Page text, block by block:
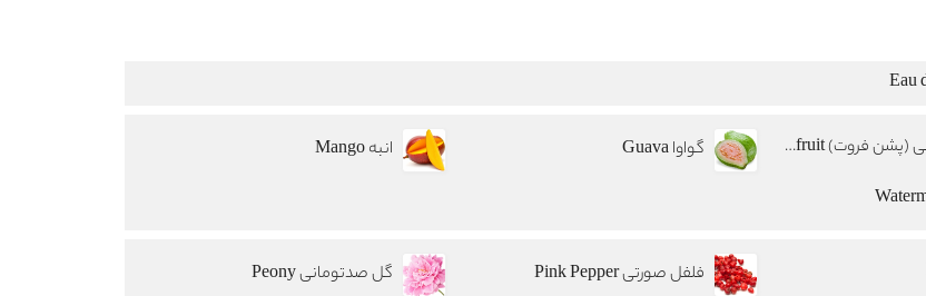
میوه گل ساعتی (پشن فروت) Passionfruit گواوا Guava
انبه Mango
فلفل صورتی Pink Pepper گل صدتومانی Peony